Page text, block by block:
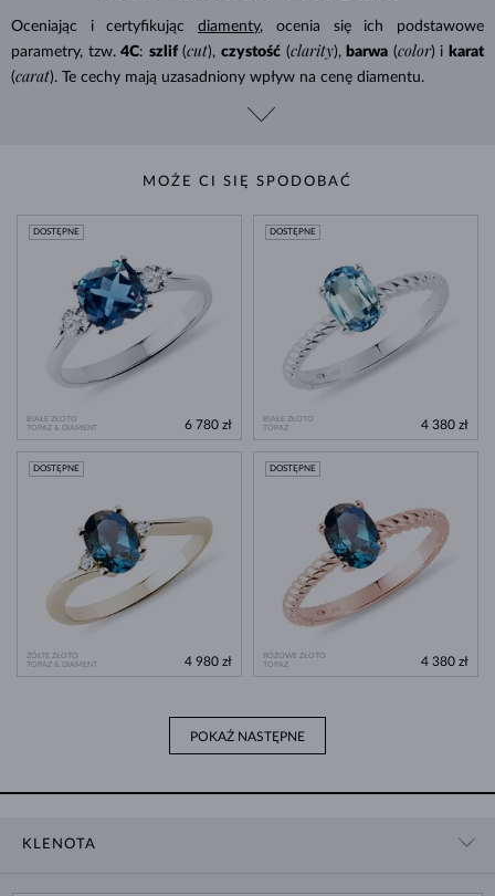
Oceniając i certyfikującdiamenty, ocenia się ich podstawowe
parametry, tzw. 4C: szlif (cut), czystość (clarity), barwa (color) i karat
(carat). Te cechy mają uzasadniony wpływ na cenę diamentu.
MOŻE CI SIĘ SPODOBAĆ
BIAŁE ZŁOTO
TOPAZ & DIAMENT
DOSTĘPNE
6 780 zł
BIAŁE ZŁOTO
TOPAZ
DOSTĘPNE
4 380 zł
ŻÓŁTE ZŁOTO
TOPAZ & DIAMENT
DOSTĘPNE
4 980 zł
RÓŻOWE ZŁOTO
TOPAZ
DOSTĘPNE
4 380 zł
POKAŻ NASTĘPNE
KLENOTA